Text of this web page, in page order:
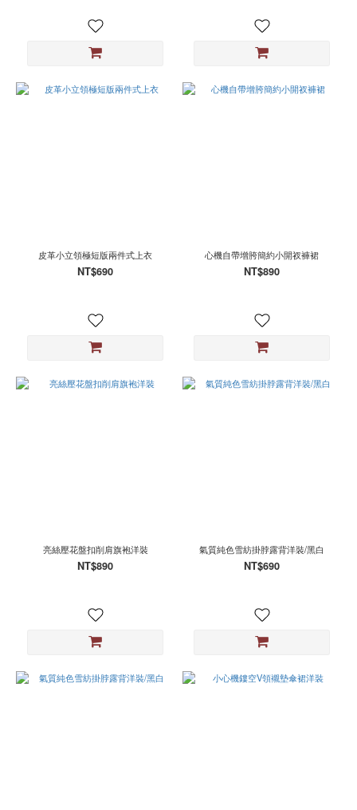
皮革小立領極短版兩件式上衣
NT$690
心機自帶增胯簡約小開衩褲裙
NT$890
亮絲壓花盤扣削肩旗袍洋裝
NT$890
氣質純色雪紡掛脖露背洋裝/黑白
NT$690